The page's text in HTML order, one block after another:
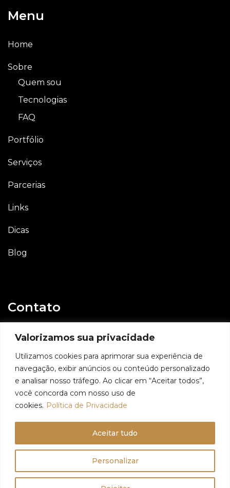
Valorizamos sua privacidade
Utilizamos cookies para aprimorar sua experiência de
navegação, exibir anúncios ou conteúdo personalizado
e analisar nosso tráfego. Ao clicar em “Aceitar todos”,
você concorda com nosso uso de
cookies. Política de Privacidade
Personalizar
Aceitar tudo
Menu
Home
Sobre
Quem sou
Tecnologias
FAQ
Portfólio
Serviços
Parcerias
Links
Dicas
Blog
Contato
E-mail
Whatsapp
11 98991 6509
© 2024 - Geovani Assis - Todos os direitos reservados
Política de Privacidade